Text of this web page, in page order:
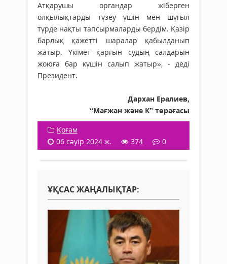
Атқарушы органдар жіберген
олқылықтарды түзеу үшін мен шұғыл
түрде нақты тапсырмаларды бердім. Қазір
барлық қажетті шаралар қабылданып
жатыр. Үкімет қарғын судың салдарын
жоюға бар күшін салып жатыр», - деді
Президент.
Дархан Ералиев,
“Мағжан және К” төрағасы
Қоғам
06 сәуір 2024 ж.
374 0
ҰҚСАС ЖАҢАЛЫҚТАР: